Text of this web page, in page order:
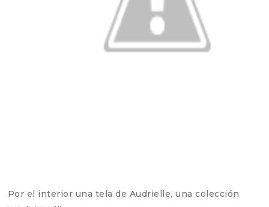
Por el interior una tela de Audrielle, una colección